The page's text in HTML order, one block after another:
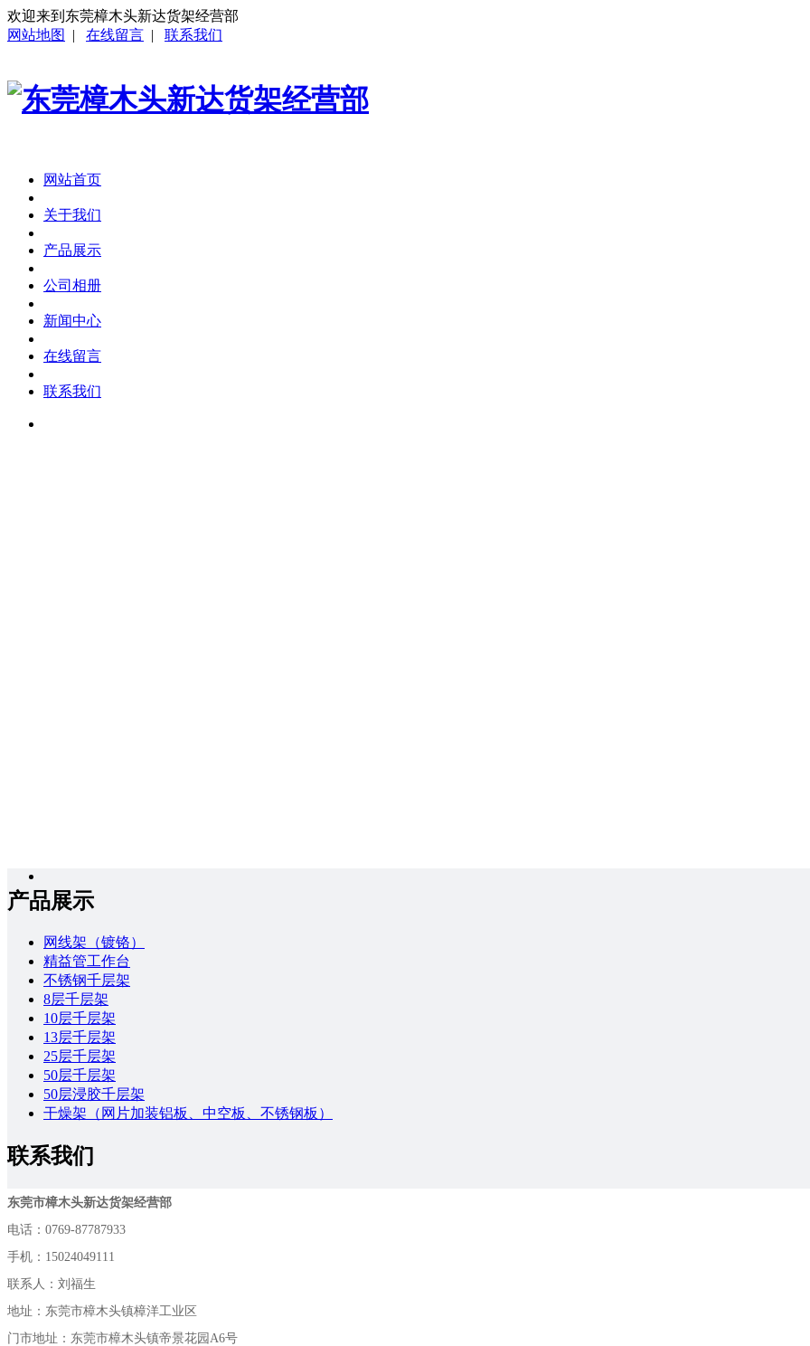
欢迎来到东莞樟木头新达货架经营部
网站地图
| 在线留言 | 联系我们
网站首页
关于我们
产品展示
公司相册
新闻中心
在线留言
联系我们
产品展示
网线架（镀铬）
精益管工作台
不锈钢千层架
8层千层架
10层千层架
13层千层架
25层千层架
50层千层架
50层浸胶千层架
干燥架（网片加装铝板、中空板、不锈钢板）
联系我们
东莞市樟木头新达货架经营部
电话：0769-87787933
手机： 15024049111
联系人：刘福生
地址：东莞市樟木头镇樟洋工业区
门市地址：东莞市樟木头镇帝景花园A6号